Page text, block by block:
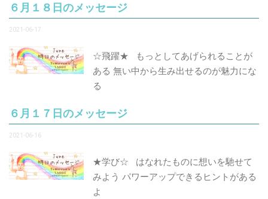
６月１８日のメッセージ
2021-06-17
☆飛躍★ もっとしてあげられることが
ある 無い中から生み出せるのが魅力にな
る
６月１７日のメッセージ
2021-06-16
★学び☆ はなれたものに想いを馳せて
みよう パワーアップできるヒントがある
よ